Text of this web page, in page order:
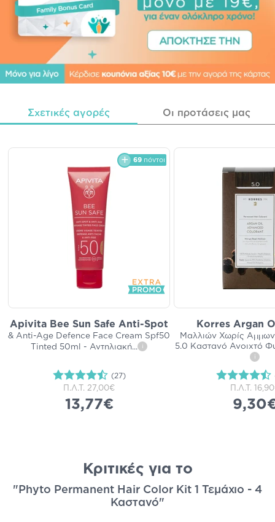
Σχετικές αγορές Οι προτάσεις μας
69 πόντοι
Apivita Bee Sun Safe Anti-Spot
& Anti-Age Defence Face Cream Spf50
Tinted 50ml - Αντηλιακή... i
(27)
Π.Λ.Τ. 27,00€
13,77€
Korres Argan
Μαλλιών Χωρίς
5.0 Καστανό Ανοιχτό
i
Π.Λ.Τ.
Κριτικές για το
"Phyto Permanent Hair Color Kit 1 Τεμάχιο - 4
Καστανό"